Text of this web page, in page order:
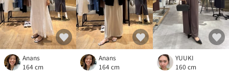
Anans
164 cm
Anans
164 cm
YUUKI
160 cm